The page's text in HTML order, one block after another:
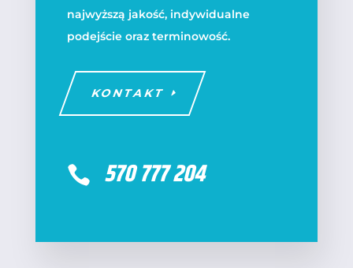
najwyższą jakość, indywidualne
podejście oraz terminowość.
KONTAKT
 570 777 204